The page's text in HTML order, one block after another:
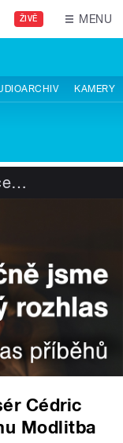
ŽIVĚ MENU
KAMERY
…
Cédric
Modlitba